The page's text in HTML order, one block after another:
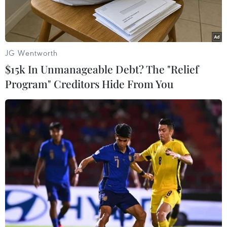
ngừng mọi cuộc đàmphán với Taliban để xem
xét lại chiến lược hòa bình và hòa giải với lực
lượngnày.
báo một chiến lược mới cho cácnỗ lực hòa bình.
Quyết định trên được đưa ra sau khi Chủ tịch
Hội đồng Hòa bình Cấp cao,ông Burhanuddin
Rabbani, người được ông Karzai chỉ định đại
diện Chính phủAfghanistan tiến hành đàm
phán với Taliban, đã bị ám sát hôm 20/9.
Giới chức Afghanistan cho rằng vụ ám sát này
do ban lãnh đạo lực lượngTaliban ở
Afghanistan (Quetta Shura), có trụ sở tại
JG Wentworth
$15k In Unmanageable Debt? The "Relief
Program" Creditors Hide From You